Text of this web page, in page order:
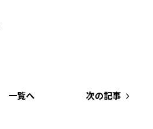
一覧へ 次の記事